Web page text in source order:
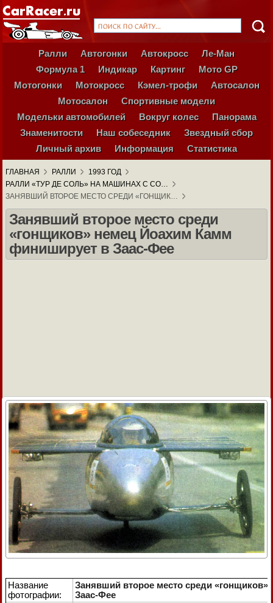
Ралли Автогонки Автокросс
Ле-Ман
Формула 1
Индикар Картинг
Мото GP
Мотогонки
Мотокросс Кэмел-трофи
Автосалон
Мотосалон
Спортивные модели
Модельки автомобилей
Вокруг колес
Панорама
Знаменитости
Наш собеседник
Звездный сбор
Личный архив
Информация Статистика
ГЛАВНАЯ РАЛЛИ
1993 ГОД
РАЛЛИ «ТУР ДЕ СОЛЬ» НА МАШИНАХ С СО…
ЗАНЯВШИЙ ВТОРОЕ МЕСТО СРЕДИ «ГОНЩИК…
Занявший второе место среди
«гонщиков» немец Йоахим Камм
финиширует в Заас-Фее
Название
фотографии:
Занявший второе место среди
Заас-Фее